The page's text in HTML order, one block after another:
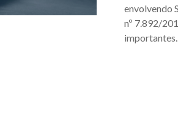
envolvendo
nº 7.892/